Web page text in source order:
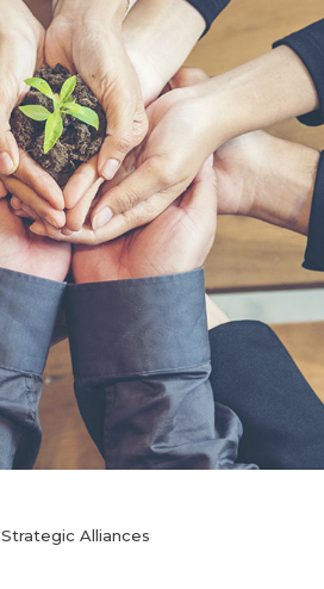
Strategic Alliances